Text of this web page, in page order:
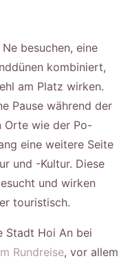
besuchen, eine
kombiniert,
am Platz wirken.
Pause während der
Orte wie der Po-
eine weitere Seite
und -Kultur. Diese
und wirken
touristisch.
Stadt Hoi An bei
Rundreise, vor allem